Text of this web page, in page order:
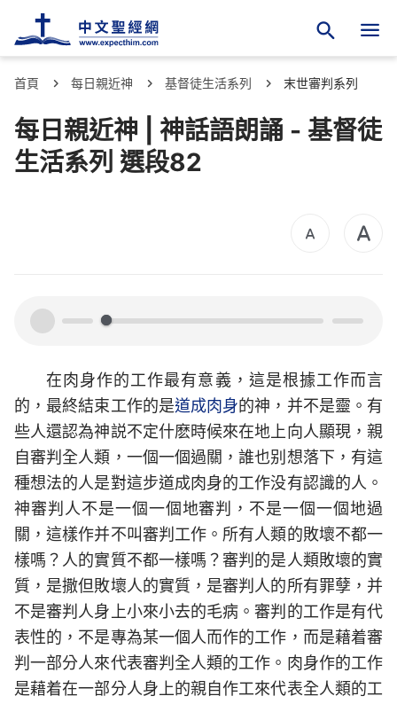
首頁 每日親近神 基督徒生活系列 末世審判系列
每日親近神 | 神話語朗誦 - 基督徒
生活系列 選段82
00:00 00:00
在肉身作的工作最有意義，這是根據工作而言
的，最終結束工作的是道成肉身的神，并不是靈。有
些人還認為神説不定什麽時候來在地上向人顯現，親
自審判全人類，一個一個過關，誰也别想落下，有這
種想法的人是對這步道成肉身的工作没有認識的人。
神審判人不是一個一個地審判，不是一個一個地過
關，這樣作并不叫審判工作。所有人類的敗壞不都一
樣嗎？人的實質不都一樣嗎？審判的是人類敗壞的實
質，是撒但敗壞人的實質，是審判人的所有罪孽，并
不是審判人身上小來小去的毛病。審判的工作是有代
表性的，不是專為某一個人而作的工作，而是藉着審
判一部分人來代表審判全人類的工作。肉身作的工作
是藉着在一部分人身上的親自作工來代表全人類的工